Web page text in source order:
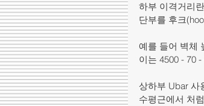
하부 이격거리
단부를 후크
예를 들어 벽체
이는 4500 - 70
상하부 Ubar 사
수평근에서 처